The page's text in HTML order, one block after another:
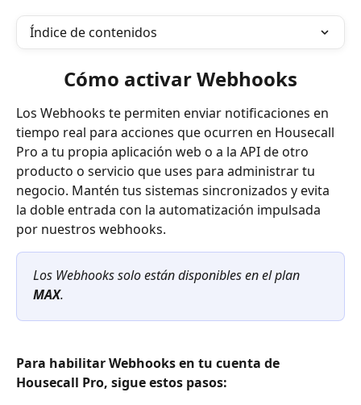
Índice de contenidos
Cómo activar Webhooks
Los Webhooks te permiten enviar notificaciones en
tiempo real para acciones que ocurren en Housecall
Pro a tu propia aplicación web o a la API de otro
producto o servicio que uses para administrar tu
negocio. Mantén tus sistemas sincronizados y evita
la doble entrada con la automatización impulsada
por nuestros webhooks.
Los Webhooks solo están disponibles en el plan
MAX.
Para habilitar Webhooks en tu cuenta de
Housecall Pro, sigue estos pasos: